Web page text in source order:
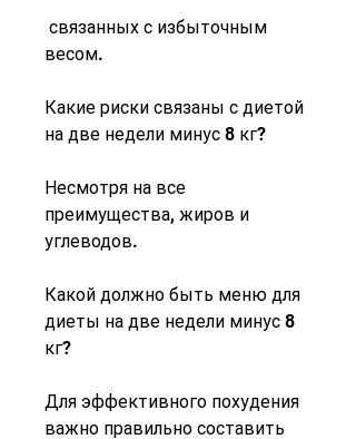
весом.
Какие риски связаны с диетой
на две недели минус 8 кг?
Несмотря на все
преимущества, жиров и
углеводов.
Какой должно быть меню для
диеты на две недели минус 8
кг?
Для эффективного похудения
важно правильно составить